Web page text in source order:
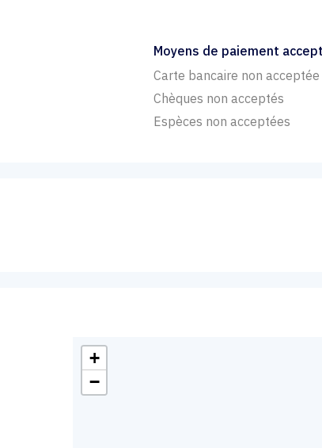
Moyens de paiement
Carte bancaire non acceptée
Chèques non acceptés
Espèces non acceptées
+
−